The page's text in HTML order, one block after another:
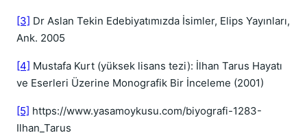
[3] Dr Aslan Tekin Edebiyatımızda İsimler, Elips Yayınları,
Ank. 2005
[4] Mustafa Kurt (yüksek lisans tezi): İlhan Tarus Hayatı
ve Eserleri Üzerine Monografik Bir İnceleme (2001)
[5] https://www.yasamoykusu.com/biyografi-1283-
Ilhan_Tarus